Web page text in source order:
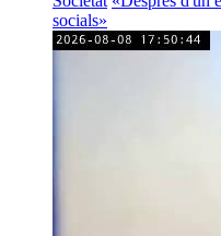
socials»